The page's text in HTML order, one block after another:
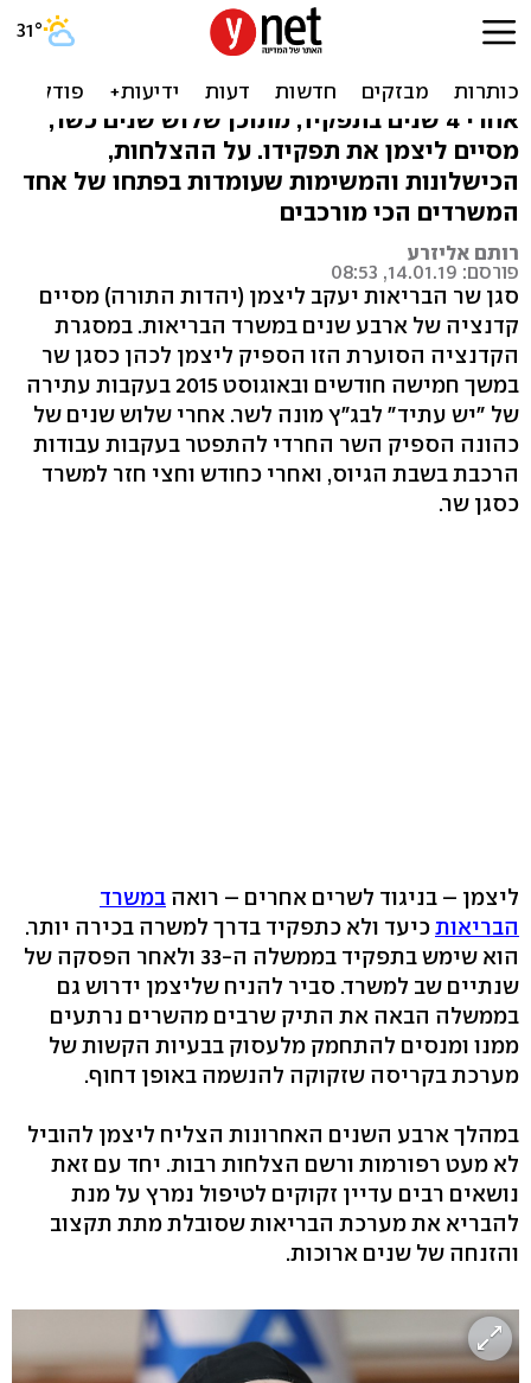
מסכמים קדנציה: איך תפקד
ליצמן כשר הבריאות?
אחרי 4 שנים בתפקיד, מתוכן שלוש שנים כשר,
מסיים ליצמן את תפקידו. על ההצלחות,
הכישלונות והמשימות שעומדות בפתחו של אחד
המשרדים הכי מורכבים
רותם אליזרע
פורסם: 14.01.19, 08:53
סגן שר הבריאות יעקב ליצמן (יהדות התורה) מסיים
קדנציה של ארבע שנים במשרד הבריאות. במסגרת
הקדנציה הסוערת הזו הספיק ליצמן לכהן כסגן שר
במשך חמישה חודשים ובאוגוסט 2015 בעקבות עתירה
של "יש עתיד" לבג"ץ מונה לשר. אחרי שלוש שנים של
כהונה הספיק השר החרדי להתפטר בעקבות עבודות
הרכבת בשבת הגיוס, ואחרי כחודש וחצי חזר למשרד
כסגן שר.
ליצמן – בניגוד לשרים אחרים – רואה במשרד
הבריאותכיעד ולא כתפקיד בדרך למשרה בכירה יותר.
הוא שימש בתפקיד בממשלה ה-33 ולאחר הפסקה של
שנתיים שב למשרד. סביר להניח שליצמן ידרוש גם
בממשלה הבאה את התיק שרבים מהשרים נרתעים
ממנו ומנסים להתחמק מלעסוק בבעיות הקשות של
מערכת בקריסה שזקוקה להנשמה באופן דחוף.
במהלך ארבע השנים האחרונות הצליח ליצמן להוביל
לא מעט רפורמות ורשם הצלחות רבות. יחד עם זאת
נושאים רבים עדיין זקוקים לטיפול נמרץ על מנת
להבריא את מערכת הבריאות שסובלת מתת תקצוב
והזנחה של שנים ארוכות.